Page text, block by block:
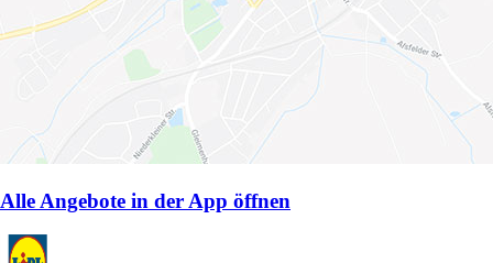
Alle Angebote in der App öffnen